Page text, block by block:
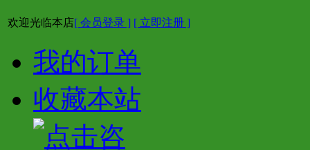
欢迎光临本店[ 会员登录 ] [ 立即注册 ]
我的订单
收藏本站